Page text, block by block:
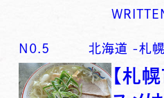
N0. 5 北海道 -札
【札